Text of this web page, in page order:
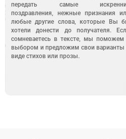
передать самые
поздравления, нежные признания
любые другие слова, которые Вы
хотели донести до получателя.
сомневаетесь в тексте, мы поможем
выбором и предложим свои варианты
виде стихов или прозы.